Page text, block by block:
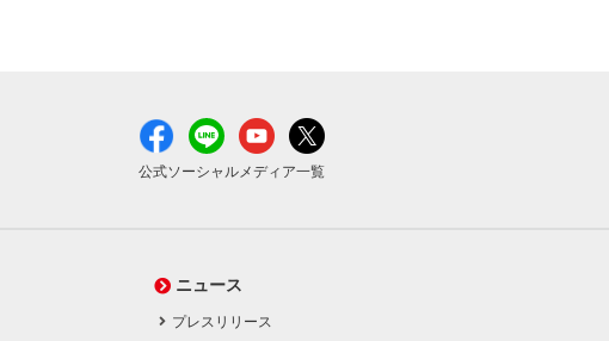
公式ソーシャルメディア一覧
ニュース
プレスリリース